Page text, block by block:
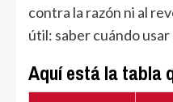
contra la razón ni al
útil: saber cuándo usar
Aquí está la tabla